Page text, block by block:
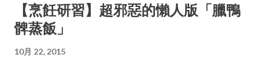
【烹飪研習】超邪惡的懶人版「臘鴨
髀蒸飯」
10月 22, 2015